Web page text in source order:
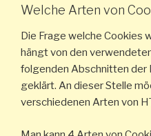
Welche Arten von
Die Frage welche Cookies
hängt von den
folgenden Abschnitten der
geklärt. An dieser Stelle
verschiedenen Arten von